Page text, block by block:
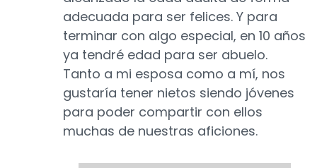
adecuada para ser felices. Y para
terminar con algo especial, en 10 años
ya tendré edad para ser abuelo.
Tanto a mi esposa como a mí, nos
gustaría tener nietos siendo jóvenes
para poder compartir con ellos
muchas de nuestras aficiones.